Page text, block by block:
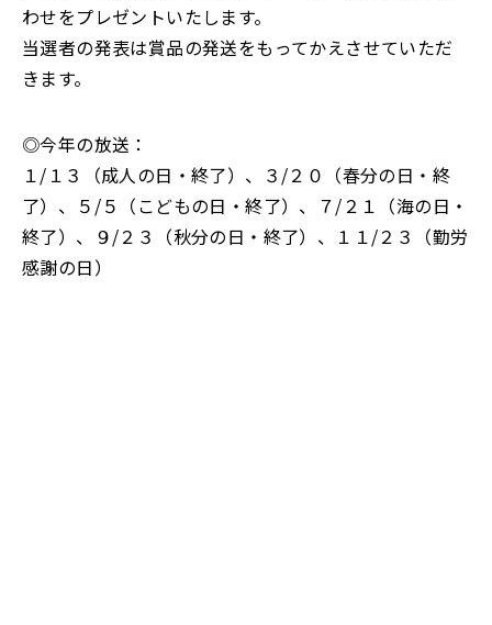
わせをプレゼントいたします。
当選者の発表は賞品の発送をもってかえさせていただ
きます。
◎今年の放送：
１/１３（成人の日・終了）、３/２０（春分の日・終
了）、５/５（こどもの日・終了）、７/２１（海の日・
終了）、９/２３（秋分の日・終了）、１１/２３（勤労
感謝の日）